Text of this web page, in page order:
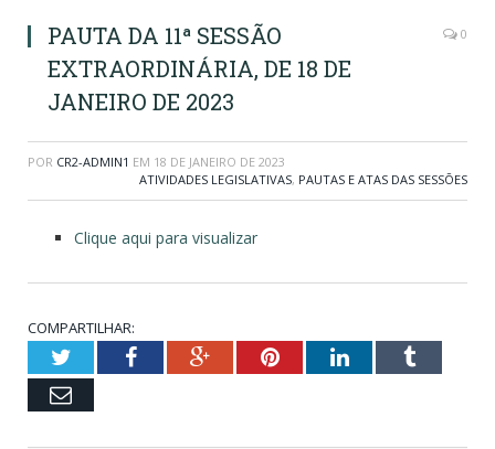
PAUTA DA 11ª SESSÃO
EXTRAORDINÁRIA, DE 18 DE
JANEIRO DE 2023
0
POR CR2-ADMIN1 EM 18 DE JANEIRO DE 2023
ATIVIDADES LEGISLATIVAS, PAUTAS E ATAS DAS SESSÕES
Clique aqui para visualizar
COMPARTILHAR:
TwitterFacebookGoogle+PinterestLinkedInTumblr
Email